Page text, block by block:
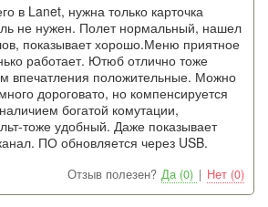
в Lanet, нужна только карточка
не нужен. Полет нормальный, нашел
показывает хорошо.Меню приятное
работает. Ютюб отлично тоже
впечатления положительные. Можно
дороговато, но компенсируется
богатой комутации,
тоже удобный. Даже показывает
ПО обновляется через USB.
Отзыв полезен? Да (0) | Нет (0)